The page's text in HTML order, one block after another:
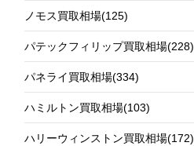
ノモス買取相場(125)
パテックフィリップ買取相場(228)
パネライ買取相場(334)
ハミルトン買取相場(103)
ハリーウィンストン買取相場(172)